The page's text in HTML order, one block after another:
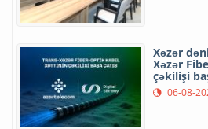
Xəzər
Xəzər
çəkilişi
06-08-